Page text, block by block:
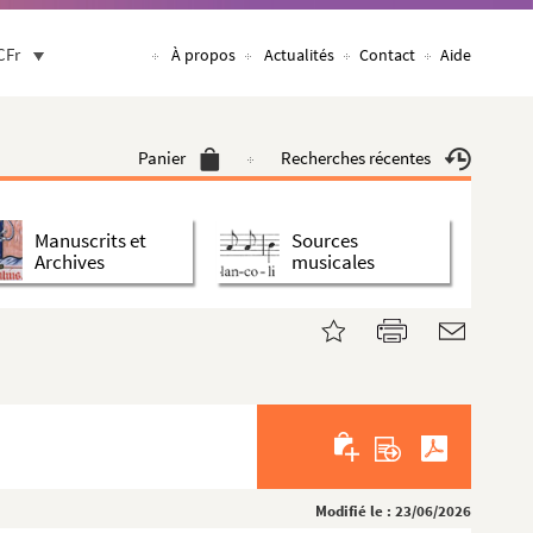
À propos Actualités Contact Aide
Panier Recherches récentes
Manuscrits et
Archives
Sources
musicales
Modifié le : 23/06/2026